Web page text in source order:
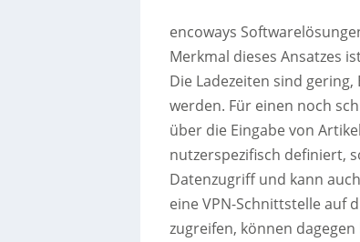
encoways
Merkmal dieses Ansatzes
Die Ladezeiten sind
werden. Für einen noch
über die Eingabe von
nutzerspezifisch definiert,
Datenzugriff und kann
eine VPN-Schnittstelle auf
zugreifen, können